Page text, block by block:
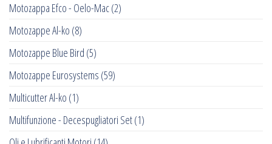
Motozappa Efco - Oelo-Mac(2)
Motozappe Al-ko (8)
Motozappe Blue Bird (5)
Motozappe Eurosystems (59)
Multicutter Al-ko (1)
Multifunzione - Decespugliatori Set(1)